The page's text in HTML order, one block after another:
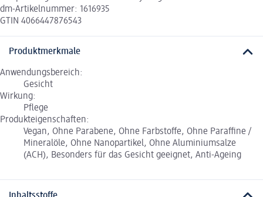
dm-Artikelnummer: 1616935
GTIN 4066447876543
Produktmerkmale
Anwendungsbereich:
Gesicht
Wirkung:
Pflege
Produkteigenschaften:
Vegan, Ohne Parabene, Ohne Farbstoffe, Ohne Paraffine /
Mineralöle, Ohne Nanopartikel, Ohne Aluminiumsalze
(ACH), Besonders für das Gesicht geeignet, Anti-Ageing